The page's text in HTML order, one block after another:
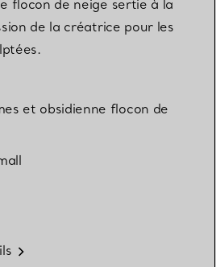
flocon de neige sertie à la
de la créatrice pour les
et obsidienne flocon de